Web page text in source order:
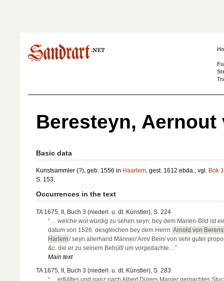
Beresteyn, Aernout
Basic data
Kunstsammler (?), geb. 1556 in Haarlem, gest. 1612 ebda.; vgl. Bok
S. 153.
Occurrences in the text
TA 1675, II, Buch 3 (niederl. u. dt. Künstler), S. 224
“… welche wol würdig zu sehen seyn; bey dem Marien-Bild ist
datum von 1526. desgleichen bey dem Herrn Arnold von
Harlem/ seyn allerhand Männer/ Arm/ Bein/ von sehr guter
&c. die er zu seinem Behülf/ um vorgedachte…”
Main text
TA 1675, II, Buch 3 (niederl. u. dt. Künstler), S. 283
“… erfülltes und ganz nach Albert Dürers Manier gemachtes